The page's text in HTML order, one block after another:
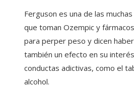
Ferguson es una de las
que toman Ozempic y
para perper peso y dicen
también un efecto en su
conductas adictivas, como el
alcohol.